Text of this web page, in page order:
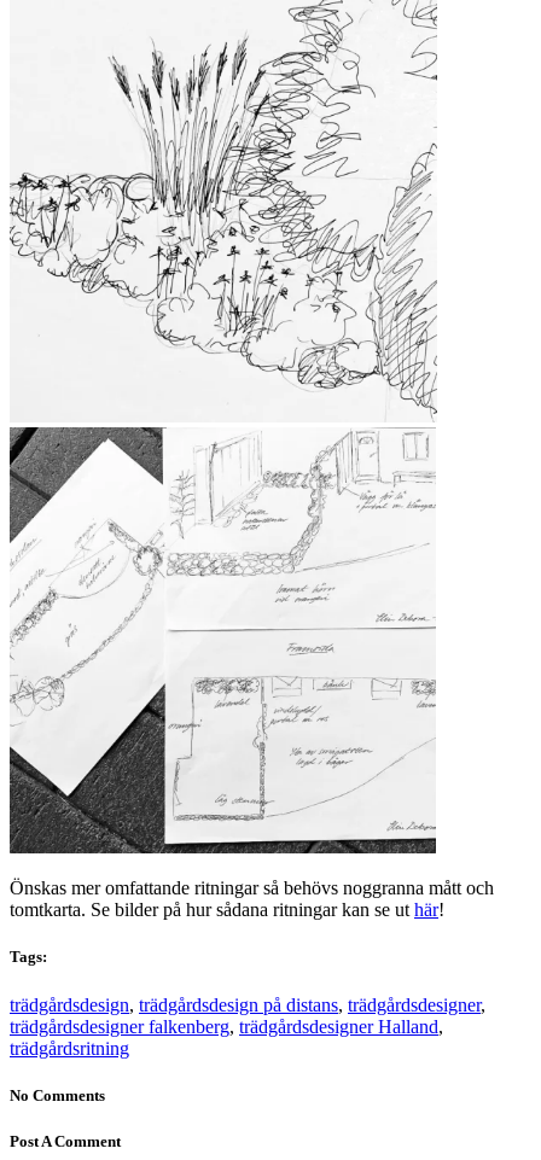
Önskas mer omfattande ritningar så behövs noggranna mått och
tomtkarta. Se bilder på hur sådana ritningar kan se ut här!
Tags:
trädgårdsdesign, trädgårdsdesign på distans, trädgårdsdesigner,
trädgårdsdesigner falkenberg, trädgårdsdesigner Halland,
trädgårdsritning
No Comments
Post A Comment